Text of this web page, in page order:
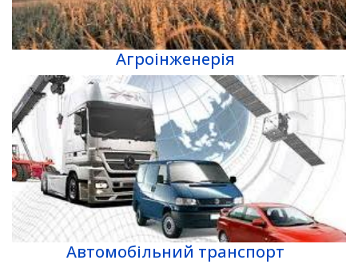
Агроінженерія
Автомобільний транспорт